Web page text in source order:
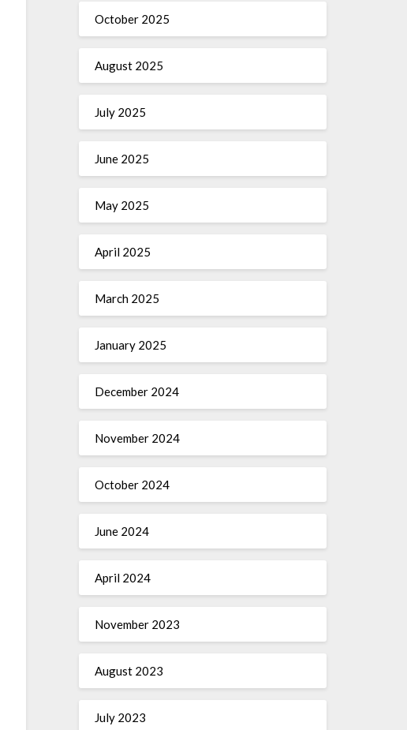
October 2025
August 2025
July 2025
June 2025
May 2025
April 2025
March 2025
January 2025
December 2024
November 2024
October 2024
June 2024
April 2024
November 2023
August 2023
July 2023